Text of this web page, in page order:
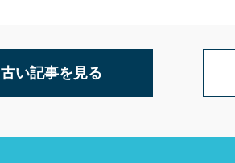
古い記事を見る